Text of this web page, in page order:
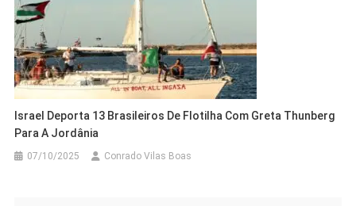
Israel Deporta 13 Brasileiros De Flotilha Com Greta Thunberg
Para A Jordânia
07/10/2025 Conrado Vilas Boas